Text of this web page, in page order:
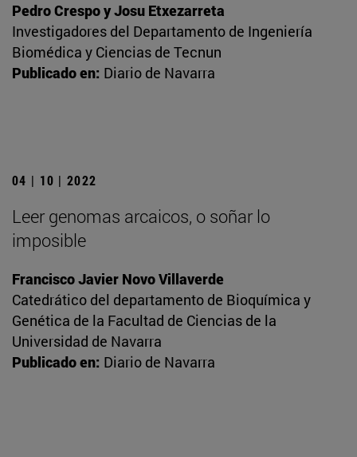
Pedro Crespo y Josu Etxezarreta
Investigadores del Departamento de Ingeniería
Biomédica y Ciencias de Tecnun
Publicado en: Diario de Navarra
04 | 10 | 2022
Leer genomas arcaicos, o soñar lo
imposible
Francisco Javier Novo Villaverde
Catedrático del departamento de Bioquímica y
Genética de la Facultad de Ciencias de la
Universidad de Navarra
Publicado en: Diario de Navarra